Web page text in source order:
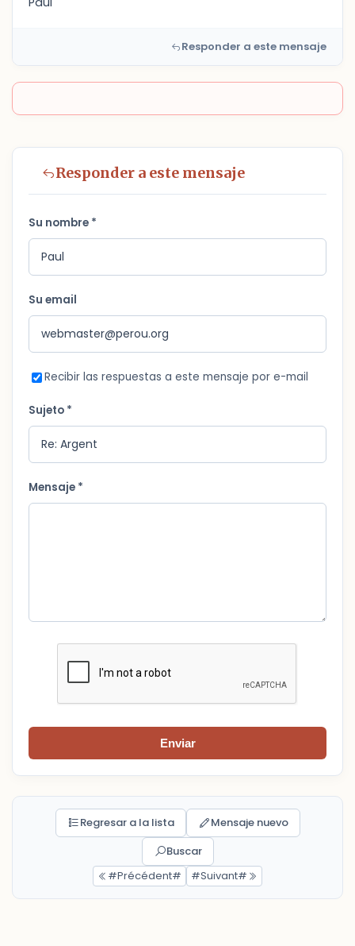
Responder a este mensaje
Responder a este mensaje
Su nombre *
Su email
Recibir las respuestas a este mensaje por e-mail
Sujeto *
Mensaje *
Enviar
Regresar a la lista
Mensaje nuevo
Buscar
#Précédent#
#Suivant#